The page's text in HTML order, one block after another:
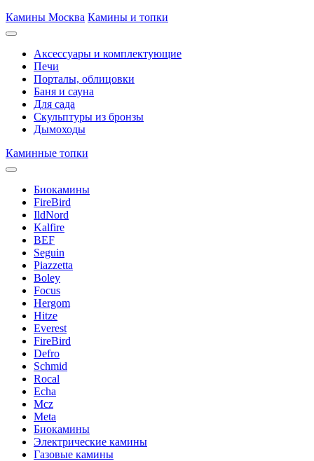
Камины Москва Камины и топки
Аксессуары и комплектующие
Печи
Порталы, облицовки
Баня и сауна
Для сада
Скульптуры из бронзы
Дымоходы
Каминные топки
Биокамины
FireBird
IldNord
Kalfire
BEF
Seguin
Piazzetta
Boley
Focus
Hergom
Hitze
Everest
FireBird
Defro
Schmid
Rocal
Echa
Mcz
Meta
Биокамины
Электрические камины
Газовые камины